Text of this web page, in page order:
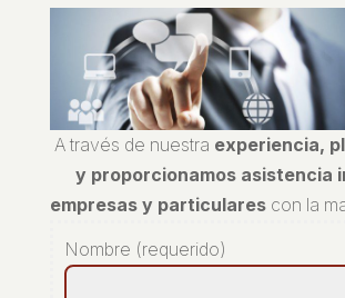
A través de nuestra experiencia,
y proporcionamos asistencia
empresas y particularescon la
Nombre (requerido)